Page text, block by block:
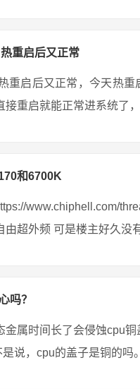
重启后又正常
重启后又正常，今天热
重启就能正常进系统了
和6700K
www.chiphell.com/
超外频 可是楼主好久没
吗？
金属时间长了会侵蚀cpu
说，cpu的盖子是铜的吗